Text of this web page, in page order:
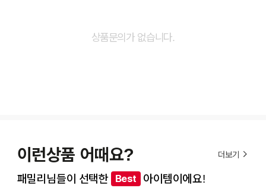
상품문의가 없습니다.
이런상품 어때요? 더보기
패밀리님들이 선택한 Best 아이템이에요!